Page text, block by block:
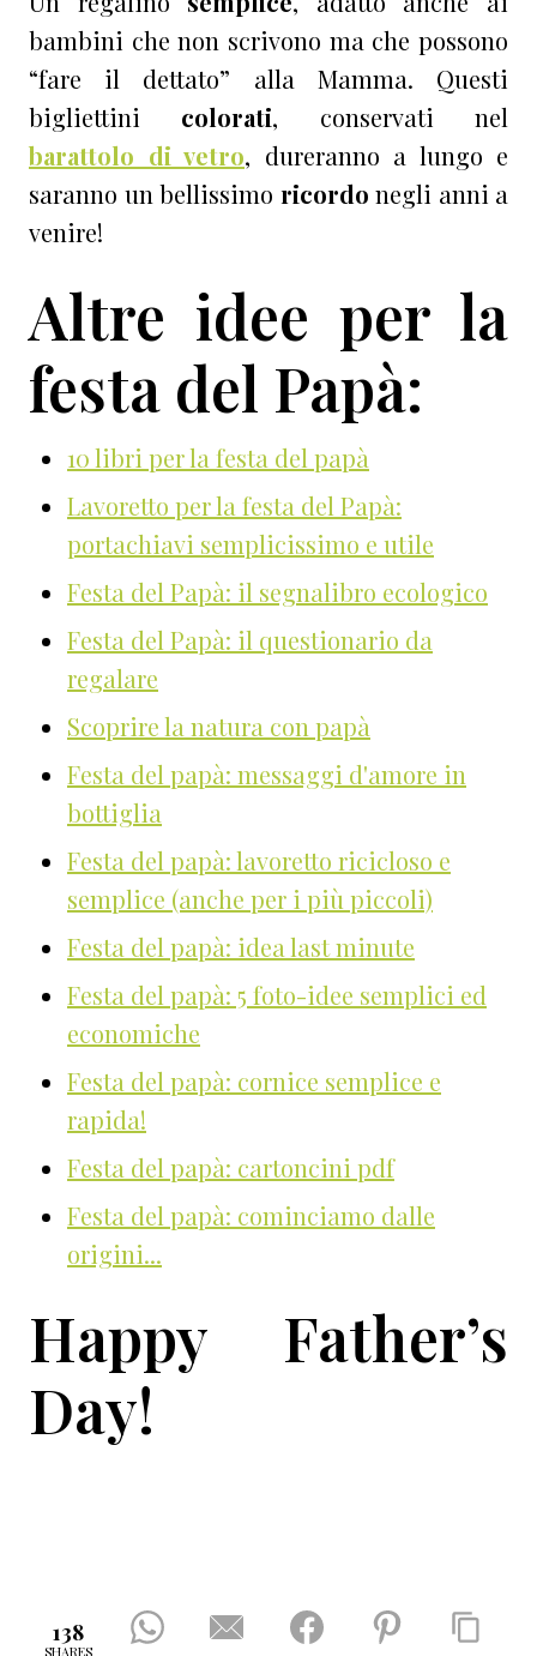
bambini che non scrivono ma che possono
“fare il dettato” alla Mamma. Questi
bigliettini colorati, conservati nel
barattolo di vetro, dureranno a lungo e
saranno un bellissimo ricordo negli anni a
venire!
Altre idee per la
festa del Papà:
10 libri per la festa del papà
Lavoretto per la festa del Papà:
portachiavi semplicissimo e utile
Festa del Papà: il segnalibro ecologico
Festa del Papà: il questionario da
regalare
Scoprire la natura con papà
Festa del papà: messaggi d'amore in
bottiglia
Festa del papà: lavoretto ricicloso e
semplice (anche per i più piccoli)
Festa del papà: idea last minute
Festa del papà: 5 foto-idee semplici ed
economiche
Festa del papà: cornice semplice e
rapida!
Festa del papà: cartoncini pdf
Festa del papà: cominciamo dalle
origini...
Happy Father’s
Day!
138
SHARES